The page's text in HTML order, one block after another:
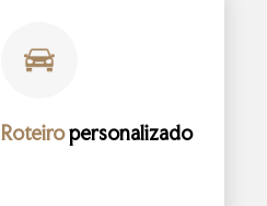
Roteiropersonalizado